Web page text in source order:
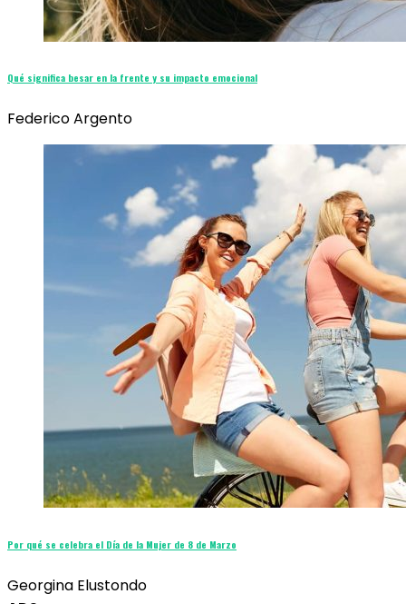
Qué significa besar en la frente y su impacto emocional
Federico Argento
Por qué se celebra el Día de la Mujer de 8 de Marzo
Georgina Elustondo